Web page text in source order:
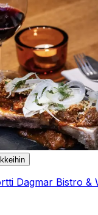
Dagmar Bistro &